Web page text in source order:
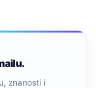
znanosti i